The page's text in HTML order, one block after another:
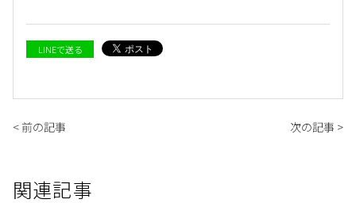
LINEで送る
< 前の記事 次の記事 >
関連記事